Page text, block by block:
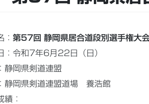
： 第57回 静岡県居合道段別選手権大
：令和7年6月22日（日）
静岡県剣道連盟
静岡県剣道連盟道場 養浩館
績：